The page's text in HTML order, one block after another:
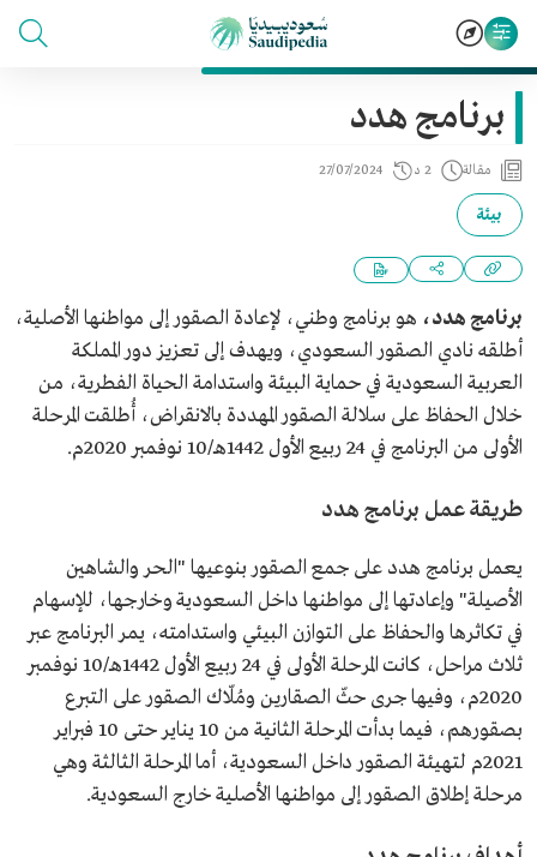
برنامج هدد
مقالة 2 د 27/07/2024
بيئة
برنامج هدد، هو برنامج وطني، لإعادة الصقور إلى مواطنها الأصلية،
أطلقه نادي الصقور السعودي، ويهدف إلى تعزيز دور المملكة
العربية السعودية في حماية البيئة واستدامة الحياة الفطرية، من
خلال الحفاظ على سلالة الصقور المهددة بالانقراض، أُطلقت المرحلة
الأولى من البرنامج في 24 ربيع الأول 1442هـ/10 نوفمبر 2020م.
طريقة عمل برنامج هدد
يعمل برنامج هدد على جمع الصقور بنوعيها "الحر والشاهين
الأصيلة" وإعادتها إلى مواطنها داخل السعودية وخارجها، للإسهام
في تكاثرها والحفاظ على التوازن البيئي واستدامته، يمر البرنامج عبر
ثلاث مراحل، كانت المرحلة الأولى في 24 ربيع الأول 1442هـ/10 نوفمبر
2020م، وفيها جرى حثّ الصقارين ومُلّاك الصقور على التبرع
بصقورهم، فيما بدأت المرحلة الثانية من 10 يناير حتى 10 فبراير
2021م لتهيئة الصقور داخل السعودية، أما المرحلة الثالثة وهي
مرحلة إطلاق الصقور إلى مواطنها الأصلية خارج السعودية.